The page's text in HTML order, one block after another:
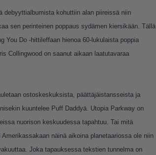
debyyttialbumista kohuttiin alan piireissä niin
sen perinteinen poppaus sydämen kiersikään. Tällä
You Do -hittileffaan hienoa 60-lukulaista poppia
Collingwood on saanut aikaan laatutavaraa
ostoskeskuksista, päättäjäistansseista ja
kuuntelee Puff Daddyä. Utopia Parkway on
nuorison keskuudessa tapahtuu. Tai mitä
näinä aikoina planetaariossa ole niin
Joka tapauksessa tekstien tunnelma on